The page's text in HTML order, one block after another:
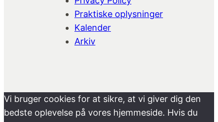
Praktiske oplysninger
Kalender
Arkiv
Vi bruger cookies for at sikre, at vi giver dig den
bedste oplevelse på vores hjemmeside. Hvis du